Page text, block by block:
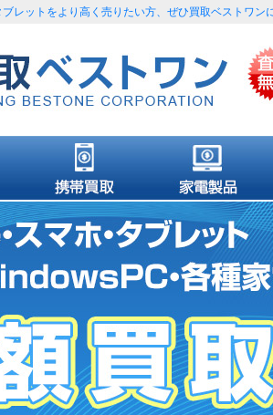
ブレットをより高く売りたい方、ぜひ買取ベストワン